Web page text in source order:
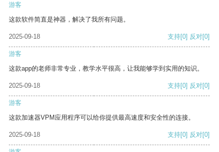
游客
这款软件简直是神器，解决了我所有问题。
2025-09-18 支持[0] 反对[0]
游客
这款app的老师非常专业，教学水平很高，让我能够学到实用的知识。
2025-09-18 支持[0] 反对[0]
游客
这款加速器VPM应用程序可以给你提供最高速度和安全性的连接。
2025-09-18 支持[0] 反对[0]